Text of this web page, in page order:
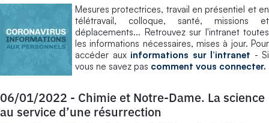
Mesures protectrices, travail en présentiel et en
télétravail, colloque, santé, missions et
déplacements... Retrouvez sur l'intranet toutes
les informations nécessaires, mises à jour. Pour
accéder aux informations sur l’intranet - Si
vous ne savez pas comment vous connecter.
06/01/2022 - Chimie et Notre-Dame. La science
au service d’une résurrection